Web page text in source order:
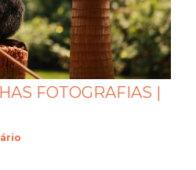
FOTOGRAFIAS |